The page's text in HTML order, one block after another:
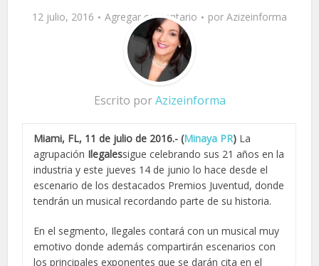
12 julio, 2016 Agregar comentario por Azizeinforma
Escrito porAzizeinforma
Miami, FL, 11 de julio de 2016.- (Minaya PR) La
agrupación Ilegalessigue celebrando sus 21 años en la
industria y este jueves 14 de junio lo hace desde el
escenario de los destacados Premios Juventud, donde
tendrán un musical recordando parte de su historia.
En el segmento, Ilegales contará con un musical muy
emotivo donde además compartirán escenarios con
los principales exponentes que se darán cita en el